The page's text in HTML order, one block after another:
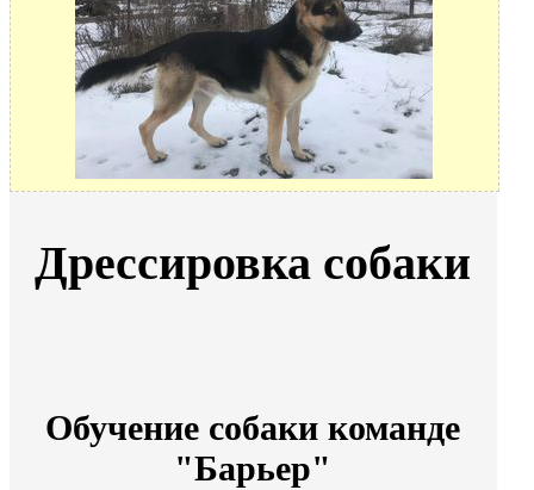
Дрессировка собаки
Обучение собаки команде
"Барьер"